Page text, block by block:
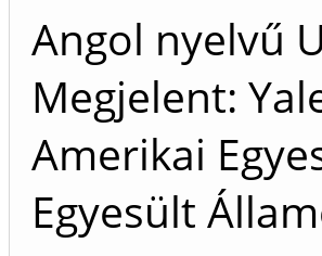
Angol nyelvű
Megjelent:
Amerikai
Egyesült